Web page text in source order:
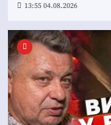
13:55 04.08.2026